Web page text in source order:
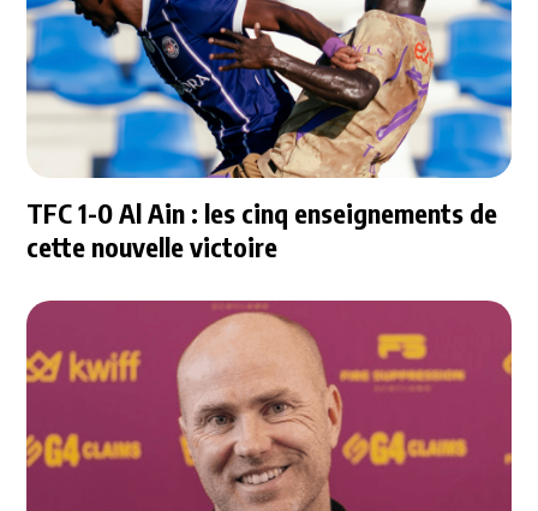
TFC 1-0 Al Ain : les cinq enseignements de
cette nouvelle victoire